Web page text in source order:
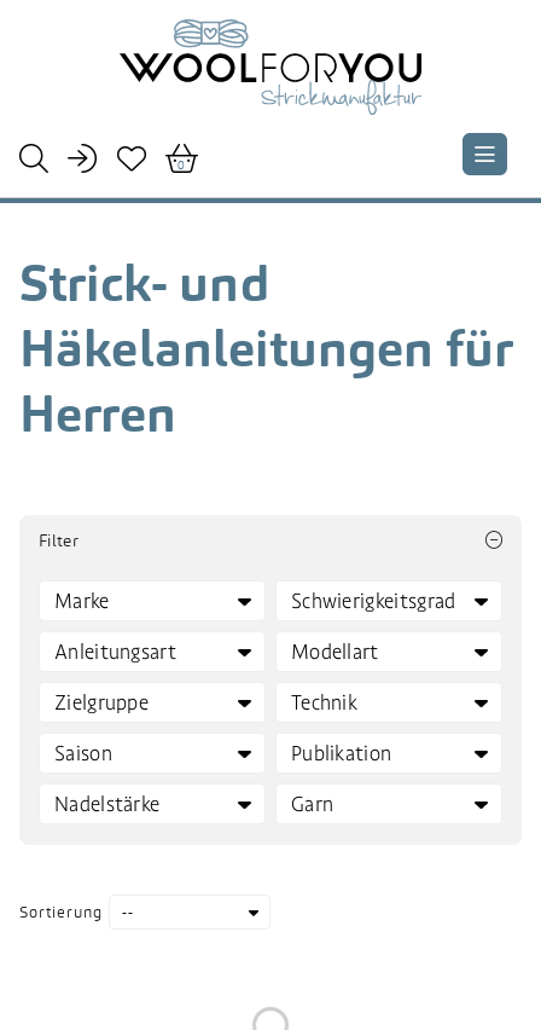
   0
 
Strick- und
Häkelanleitungen für
Herren
Filter
Sortierung